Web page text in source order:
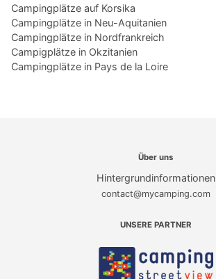
Campingplätze auf Korsika
Campingplätze in Neu-Aquitanien
Campingplätze in Nordfrankreich
Campigplätze in Okzitanien
Campingplätze in Pays de la Loire
Über uns
Hintergrundinformationen
contact@mycamping.com
UNSERE PARTNER